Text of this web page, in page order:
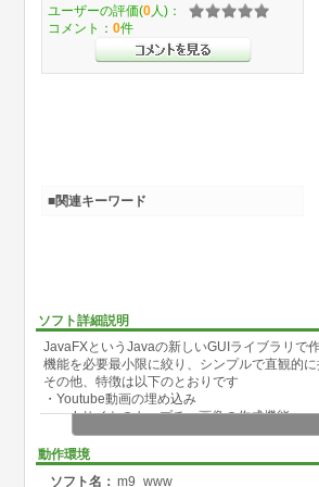
ソフト詳細説明
JavaFXというJavaの新しいGUIライブラリで
機能を必要最小限に絞り、シンプルで直観的
その他、特徴は以下のとおりです
・Youtube動画の埋め込み
・webサイトのキャプチャ画像の作成機能
・レス数のID別ランキングの集計
・返信数の多いレス番ランキングの集計
・画像URL数の集計
動作環境
ソフト名： m9_www
ユーザーの評価(0 人)：
コメント： 0件
■関連キーワード